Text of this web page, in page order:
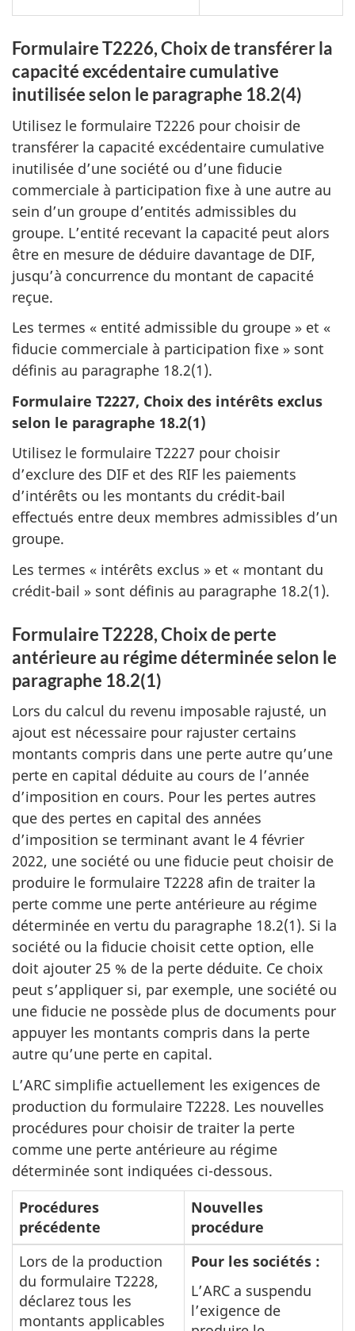
Formulaire T2226, Choix de transférer la
capacité excédentaire cumulative
inutilisée selon le paragraphe 18.2(4)
Utilisez le formulaire T2226 pour choisir de
transférer la capacité excédentaire cumulative
inutilisée d’une société ou d’une fiducie
commerciale à participation fixe à une autre au
sein d’un groupe d’entités admissibles du
groupe. L’entité recevant la capacité peut alors
être en mesure de déduire davantage de DIF,
jusqu’à concurrence du montant de capacité
reçue.
Les termes « entité admissible du groupe » et «
fiducie commerciale à participation fixe » sont
définis au paragraphe 18.2(1).
Formulaire T2227, Choix des intérêts exclus
selon le paragraphe 18.2(1)
Utilisez le formulaire T2227 pour choisir
d’exclure des DIF et des RIF les paiements
d’intérêts ou les montants du crédit-bail
effectués entre deux membres admissibles d’un
groupe.
Les termes « intérêts exclus » et « montant du
crédit-bail » sont définis au paragraphe 18.2(1).
Formulaire T2228, Choix de perte
antérieure au régime déterminée selon le
paragraphe 18.2(1)
Lors du calcul du revenu imposable rajusté, un
ajout est nécessaire pour rajuster certains
montants compris dans une perte autre qu’une
perte en capital déduite au cours de l’année
d’imposition en cours. Pour les pertes autres
que des pertes en capital des années
d’imposition se terminant avant le 4 février
2022, une société ou une fiducie peut choisir de
produire le formulaire T2228 afin de traiter la
perte comme une perte antérieure au régime
déterminée en vertu du paragraphe 18.2(1). Si la
société ou la fiducie choisit cette option, elle
doit ajouter 25 % de la perte déduite. Ce choix
peut s’appliquer si, par exemple, une société ou
une fiducie ne possède plus de documents pour
appuyer les montants compris dans la perte
autre qu’une perte en capital.
L’ARC simplifie actuellement les exigences de
production du formulaire T2228. Les nouvelles
procédures pour choisir de traiter la perte
comme une perte antérieure au régime
déterminée sont indiquées ci-dessous.
Procédures
précédente
Nouvelles
procédure
Lors de la production
du formulaire T2228,
déclarez tous les
montants applicables
Pour les sociétés :
L’ARC a suspendu
l’exigence de